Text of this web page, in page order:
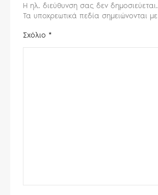
Η ηλ. διεύθυνση σας δεν δημοσιεύεται.
Τα υποχρεωτικά πεδία σημειώνονται με
Σχόλιο *